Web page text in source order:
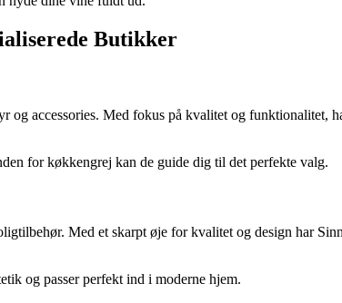
Butikker
accessories. Med fokus på kvalitet og funktionalitet,
for køkkengrej kan de guide dig til det perfekte valg.
Med et skarpt øje for kvalitet og design har
og passer perfekt ind i moderne hjem.